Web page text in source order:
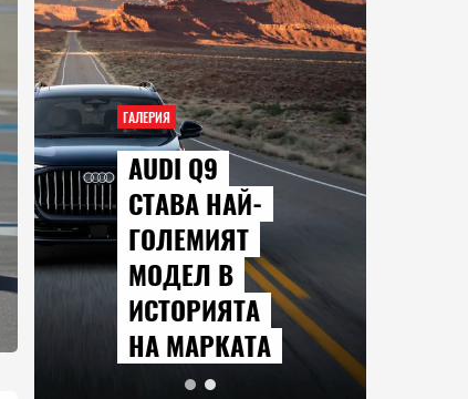
ГАЛЕРИЯ
AUDI Q9
СТАВА НАЙ-
ГОЛЕМИЯТ
МОДЕЛ В
ИСТОРИЯТА
НА МАРКАТА